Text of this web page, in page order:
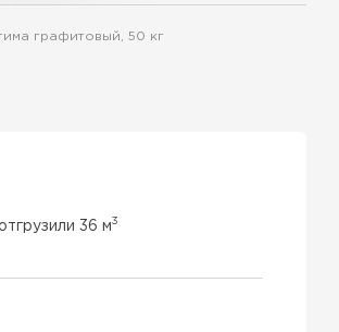
Ширина,
250 мм
300 мм
графитовый, 50 кг
36 м3